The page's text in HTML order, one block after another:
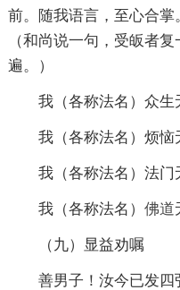
前。随我语言，至心合掌
（和尚说一句，受皈者
遍。）
我（各称法名）众生
我（各称法名）烦恼
我（各称法名）法门
我（各称法名） 佛道
（九）显益劝嘱
善男子！汝今已发四